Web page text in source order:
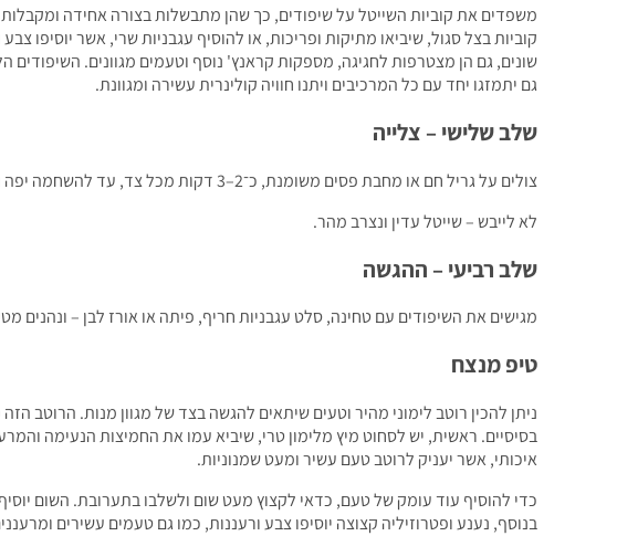
משפדים את קוביות השייטל על שיפודים, כך שהן מתבשלות בצורה אחידה
קוביות בצל סגול, שיביאו מתיקות ופריכות, או להוסיף עגבניות שרי, אשר יוסיפו
שונים, גם הן מצטרפות לחגיגה, מספקות קראנץ' נוסף וטעמים מגוונים. השיפודים
גם יתמזגו יחד עם כל המרכיבים ויתנו חוויה קולינרית עשירה ומגוונת.
שלב שלישי – צלייה
צולים על גריל חם או מחבת פסים משומנת, כ־2–3 דקות מכל צד, עד להשחמה יפה ודרגת הצלייה הרצויה (מומלץ מדיום).
לא לייבש – שייטל עדין ונצרב מהר.
שלב רביעי – ההגשה
מגישים את השיפודים עם טחינה, סלט עגבניות חריף, פיתה או אורז לבן – ונהנים
טיפ מנצח
ניתן להכין רוטב לימוני מהיר וטעים שיתאים להגשה בצד של מגוון מנות. הרוטב
בסיסיים. ראשית, יש לסחוט מיץ מלימון טרי, שיביא עמו את החמיצות הנעימה
איכותי, אשר יעניק לרוטב טעם עשיר ומעט שמנוניות.
כדי להוסיף עוד עומק של טעם, כדאי לקצוץ מעט שום ולשלבו בתערובת. השום
בנוסף, נענע ופטרוזיליה קצוצה יוסיפו צבע ורעננות, כמו גם טעמים עשירים